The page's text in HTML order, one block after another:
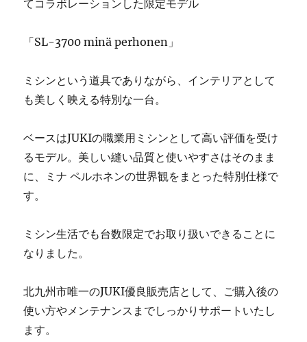
ン
理
専
門
店
シ
ン
活」
てコラボレーションした限定モデル
「SL-3700 minä perhonen」
ミシンという道具でありながら、インテリアとして
も美しく映える特別な一台。
ベースはJUKIの職業用ミシンとして高い評価を受け
るモデル。美しい縫い品質と使いやすさはそのまま
に、ミナ ペルホネンの世界観をまとった特別仕様で
す。
ミシン生活でも台数限定でお取り扱いできることに
なりました。
北九州市唯一のJUKI優良販売店として、ご購入後の
使い方やメンテナンスまでしっかりサポートいたし
ます。